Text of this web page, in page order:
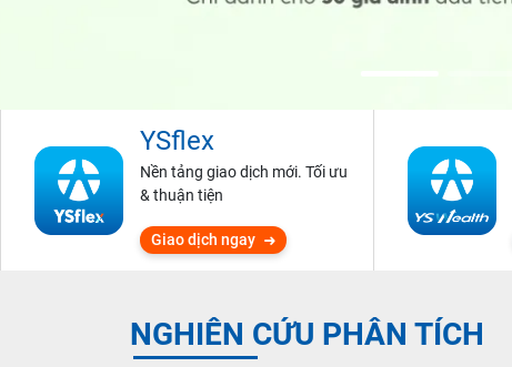
YSflex
Nền tảng giao dịch mới. Tối ưu
& thuận tiện
Giao dịch ngay
NGHIÊN CỨU PHÂN TÍCH